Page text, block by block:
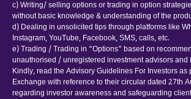
c) Writing/ selling options or trading in option
without basic knowledge & understanding of the
d) Dealing in unsolicited tips through platforms like
Instagram, YouTube, Facebook, SMS, calls, etc.
e) Trading / Trading in “Options” based on
unauthorised / unregistered investment advisors and
Kindly, read the Advisory Guidelines For Investors as
Exchange with reference to their circular dated 27th
regarding investor awareness and safeguarding